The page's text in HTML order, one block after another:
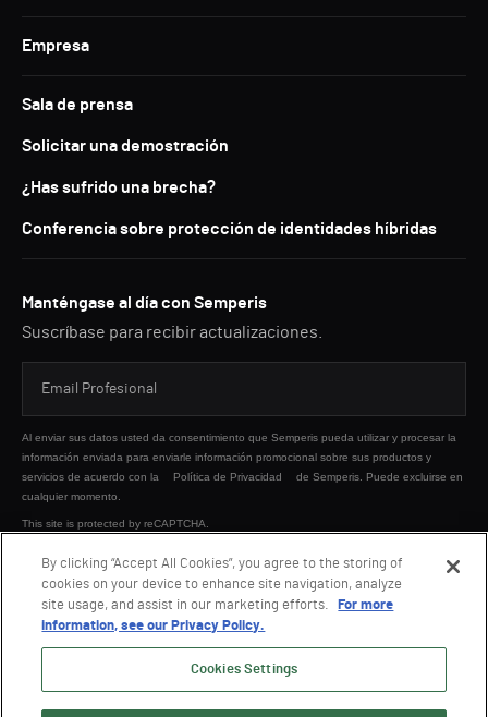
Empresa
Sala de prensa
Solicitar una demostración
¿Has sufrido una brecha?
Conferencia sobre protección de identidades híbridas
Manténgase al día con Semperis
Suscríbase para recibir actualizaciones.
Al enviar sus datos usted da consentimiento que Semperis pueda utilizar y procesar la
información enviada para enviarle información promocional sobre sus productos y
servicios de acuerdo con la
Política de Privacidad
de Semperis. Puede excluirse en
cualquier momento.
This site is protected by reCAPTCHA.
ENVIAR
By clicking “Accept All Cookies”, you agree to the storing of
cookies on your device to enhance site navigation, analyze
site usage, and assist in our marketing efforts.
For more
information, see our Privacy Policy.
Cookies Settings